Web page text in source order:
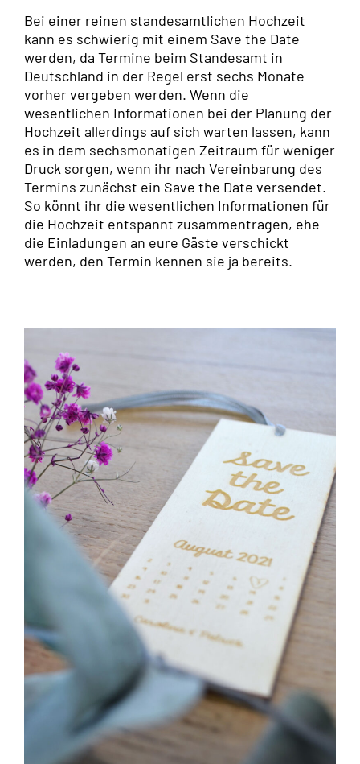
Bei einer reinen standesamtlichen Hochzeit
kann es schwierig mit einem Save the Date
werden, da Termine beim Standesamt in
Deutschland in der Regel erst sechs Monate
vorher vergeben werden. Wenn die
wesentlichen Informationen bei der Planung der
Hochzeit allerdings auf sich warten lassen, kann
es in dem sechsmonatigen Zeitraum für weniger
Druck sorgen, wenn ihr nach Vereinbarung des
Termins zunächst ein Save the Date versendet.
So könnt ihr die wesentlichen Informationen für
die Hochzeit entspannt zusammentragen, ehe
die Einladungen an eure Gäste verschickt
werden, den Termin kennen sie ja bereits.